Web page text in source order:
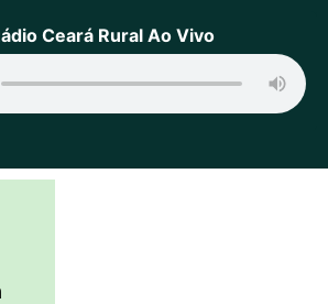
Ceará Rural Ao Vivo